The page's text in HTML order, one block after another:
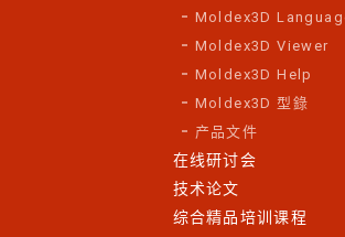
Moldex3D
Moldex3D Viewer
Moldex3D Help
Moldex3D 型錄
产品文件
在线研讨会
技术论文
综合精品培训课程